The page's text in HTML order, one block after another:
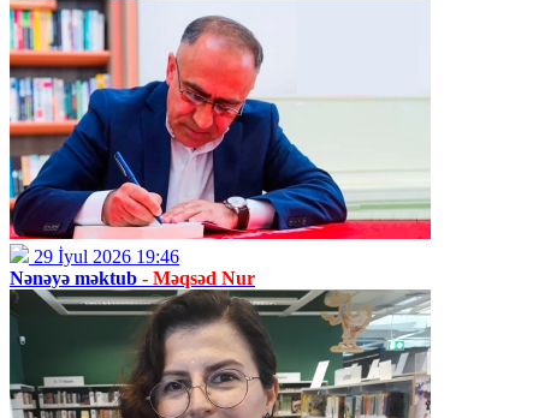
29 İyul 2026 19:46
Nənəyə məktub - Məqsəd Nur